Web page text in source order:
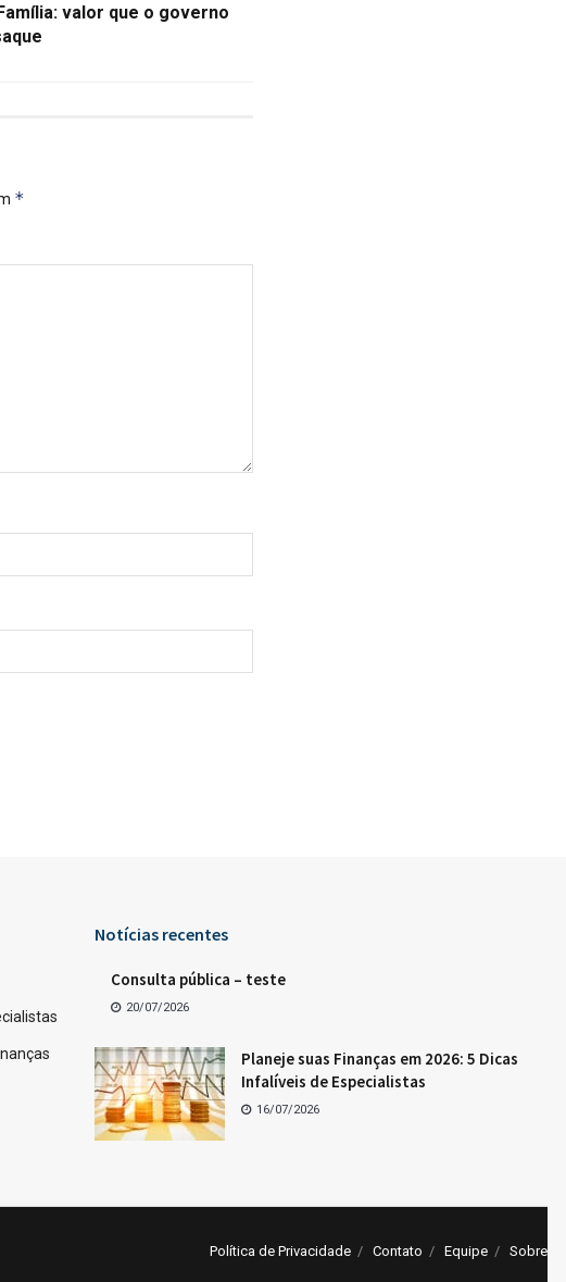
valor que o governo
*
Notícias recentes
Consulta pública – teste
20/07/2026
Planeje suas Finanças em 2026: 5 Dicas
Infalíveis de Especialistas
16/07/2026
Política de Privacidade Contato Equipe Sobre